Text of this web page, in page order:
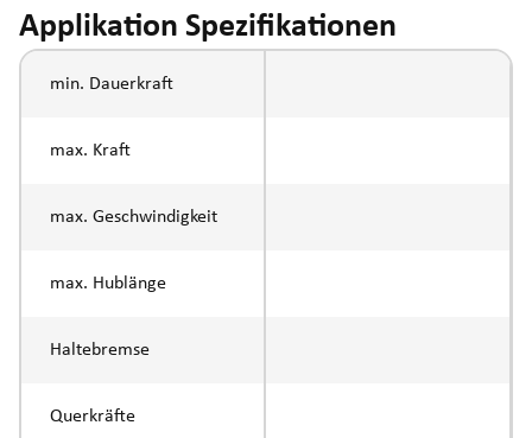
Applikation Spezifikationen
min. Dauerkraft
max. Kraft
max. Geschwindigkeit
max. Hublänge
Haltebremse
Querkräfte